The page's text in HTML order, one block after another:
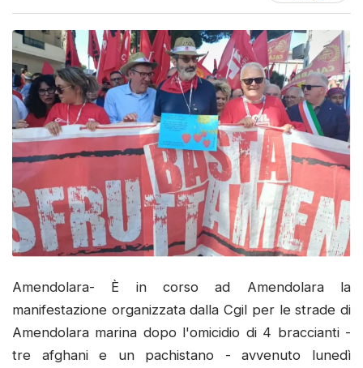
Amendolara- È in corso ad Amendolara la
manifestazione organizzata dalla Cgil per le strade di
Amendolara marina dopo l'omicidio di 4 braccianti -
tre afghani e un pachistano - avvenuto lunedì